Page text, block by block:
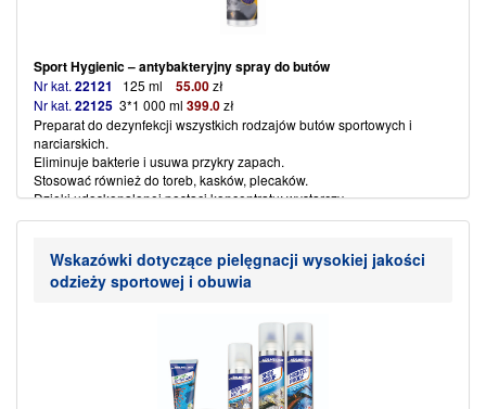
Sport Hygienic – antybakteryjny spray do butów
Nr kat. 22121 125 ml 55.00zł
Nr kat. 22125 3*1 000 ml 399.0zł
Preparat do dezynfekcji wszystkich rodzajów butów sportowych i
narciarskich.
Eliminuje bakterie i usuwa przykry zapach.
Stosować również do toreb, kasków, plecaków.
Dzięki udoskonalonej postaci koncentratu: wystarczy
pojedyncze spryskiwanie, krótszy czas suszenia dla szybszego efektu.
Wskazówki dotyczące pielęgnacji wysokiej jakości
odzieży sportowej i obuwia